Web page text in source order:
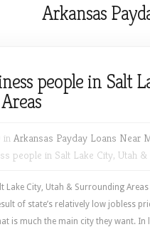
Arkansas
people in Salt
in Arkansas Payday Loans Near
people in Salt Lake City, Utah
Lake City, Utah & Surrounding
of state’s relatively low jobless
is much the main city they want. In